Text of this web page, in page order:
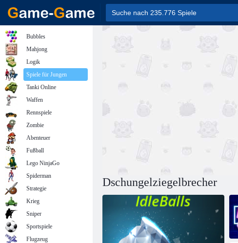
Dschungelziegelbrecher
Bubbles
Mahjong
Logik
Spiele für Jungen
Tanki Online
Waffen
Rennspiele
Zombie
Abenteuer
Fußball
Lego NinjaGo
Spiderman
Strategie
Krieg
Sniper
Sportspiele
Flugzeug